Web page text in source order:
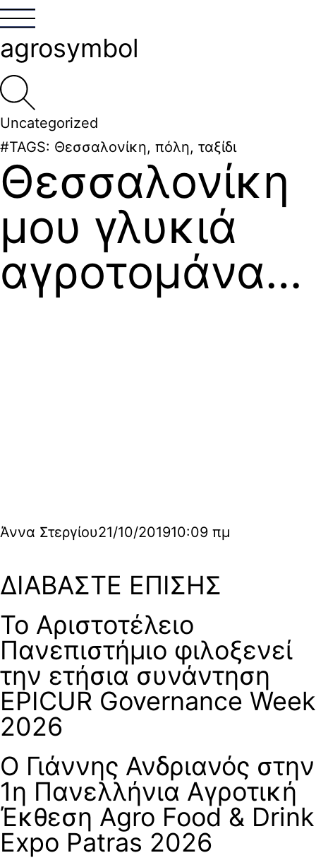
agrosymbol
Uncategorized
#TAGS: Θεσσαλονίκη, πόλη, ταξίδι
Θεσσαλονίκη
μου γλυκιά
αγροτομάνα…
Άννα Στεργίου21/10/201910:09 πμ
ΔΙΑΒΑΣΤΕ ΕΠΙΣΗΣ
Το Αριστοτέλειο
Πανεπιστήμιο φιλοξενεί
την ετήσια συνάντηση
EPICUR Governance Week
2026
Ο Γιάννης Ανδριανός στην
1η Πανελλήνια Αγροτική
Έκθεση Agro Food & Drink
Expo Patras 2026